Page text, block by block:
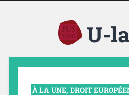
U-
À LA UNE, DROIT